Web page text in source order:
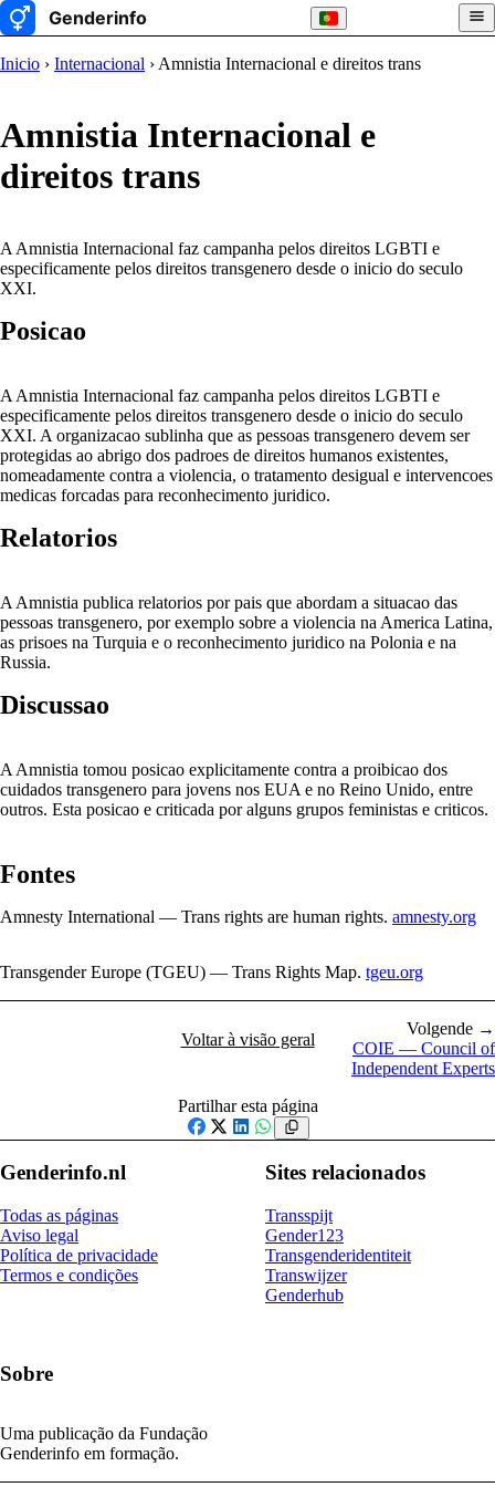
Inicio › Internacional › Amnistia Internacional e direitos trans
Amnistia Internacional e
direitos trans
A Amnistia Internacional faz campanha pelos direitos LGBTI e
especificamente pelos direitos transgenero desde o inicio do seculo
XXI.
Posicao
A Amnistia Internacional faz campanha pelos direitos LGBTI e
especificamente pelos direitos transgenero desde o inicio do seculo
XXI. A organizacao sublinha que as pessoas transgenero devem ser
protegidas ao abrigo dos padroes de direitos humanos existentes,
nomeadamente contra a violencia, o tratamento desigual e intervencoes
medicas forcadas para reconhecimento juridico.
Relatorios
A Amnistia publica relatorios por pais que abordam a situacao das
pessoas transgenero, por exemplo sobre a violencia na America Latina,
as prisoes na Turquia e o reconhecimento juridico na Polonia e na
Russia.
Discussao
A Amnistia tomou posicao explicitamente contra a proibicao dos
cuidados transgenero para jovens nos EUA e no Reino Unido, entre
outros. Esta posicao e criticada por alguns grupos feministas e criticos.
Fontes
Amnesty International — Trans rights are human rights. amnesty.org
Transgender Europe (TGEU) — Trans Rights Map. tgeu.org
Voltar à visão geral
Volgende →
COIE — Council of
Independent Experts
Partilhar esta página
Facebook
X LinkedIn
WhatsApp
Genderinfo.nl
Todas as páginas
Aviso legal
Política de privacidade
Termos e condições
Sites relacionados
Transspijt
Gender123
Transgenderidentiteit
Transwijzer
Genderhub
Sobre
Uma publicação da Fundação
Genderinfo em formação.